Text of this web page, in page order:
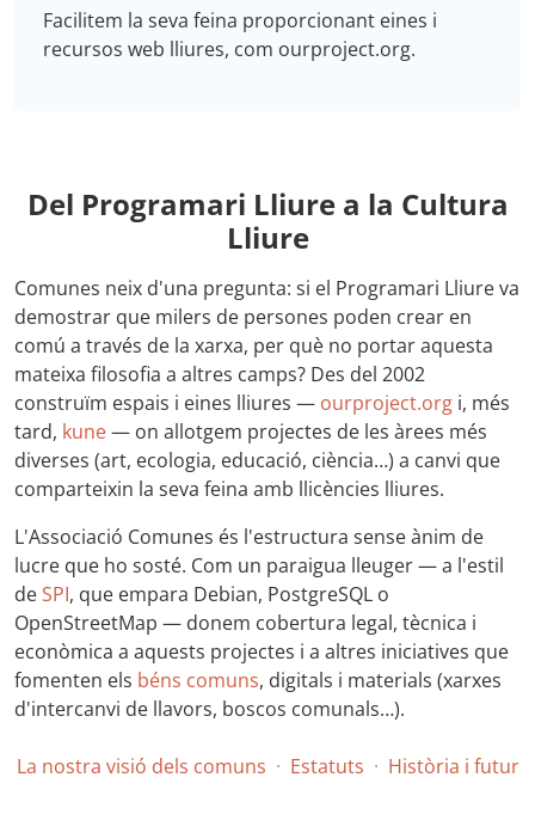
Facilitem la seva feina proporcionant eines i
recursos web lliures, com ourproject.org.
Del Programari Lliure a la Cultura
Lliure
Comunes neix d'una pregunta: si el Programari Lliure va
demostrar que milers de persones poden crear en
comú a través de la xarxa, per què no portar aquesta
mateixa filosofia a altres camps? Des del 2002
construïm espais i eines lliures — ourproject.org i, més
tard, kune— on allotgem projectes de les àrees més
diverses (art, ecologia, educació, ciència…) a canvi que
comparteixin la seva feina amb llicències lliures.
L'Associació Comunes és l'estructura sense ànim de
lucre que ho sosté. Com un paraigua lleuger — a l'estil
deSPI, que empara Debian, PostgreSQL o
OpenStreetMap — donem cobertura legal, tècnica i
econòmica a aquests projectes i a altres iniciatives que
fomenten els béns comuns, digitals i materials (xarxes
d'intercanvi de llavors, boscos comunals…).
La nostra visió dels comuns · Estatuts · Història i futur